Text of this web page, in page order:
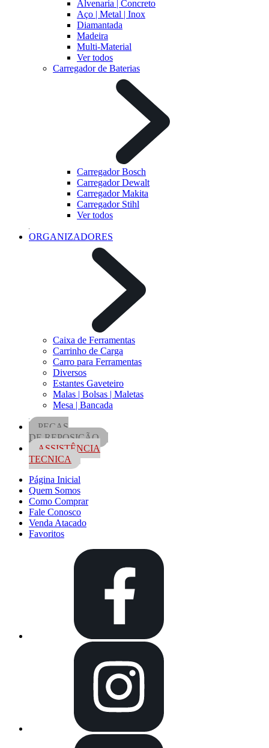
Alvenaria | Concreto
Aço | Metal | Inox
Diamantada
Madeira
Multi-Material
Ver todos
Carregador de Baterias
Carregador Bosch
Carregador Dewalt
Carregador Makita
Carregador Stihl
Ver todos
ORGANIZADORES
Caixa de Ferramentas
Carrinho de Carga
Carro para Ferramentas
Diversos
Estantes Gaveteiro
Malas | Bolsas | Maletas
Mesa | Bancada
PEÇAS
DE REPOSIÇÃO
ASSISTÊNCIA
TECNICA
Página Inicial
Quem Somos
Como Comprar
Fale Conosco
Venda Atacado
Favoritos